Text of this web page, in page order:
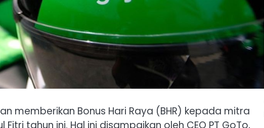
memberikan Bonus Hari Raya (BHR) kepada mitra